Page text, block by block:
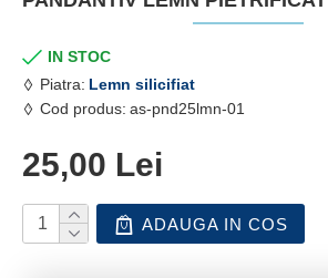
IN STOC
Piatra: Lemn silicifiat
Cod produs: as-pnd25lmn-01
25,00 Lei
ADAUGA IN COS